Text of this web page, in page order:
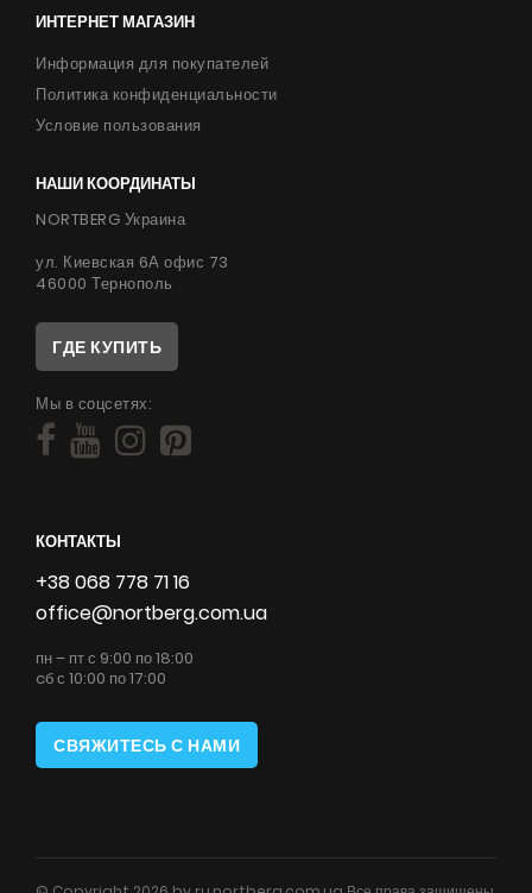
ИНТЕРНЕТ МАГАЗИН
Информация для покупателей
Политика конфиденциальности
Условие пользования
НАШИ КООРДИНАТЫ
NORTBERG Украина
ул. Киевская 6А офис 73
46000 Тернополь
ГДЕ КУПИТЬ
Мы в соцсетях:
КОНТАКТЫ
+38 068 778 71 16
office@nortberg.com.ua
пн – пт с 9:00 по 18:00
cб с 10:00 по 17:00
СВЯЖИТЕСЬ С НАМИ